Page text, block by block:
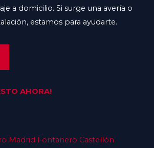
a domicilio. Si surge una avería o
estamos para ayudarte.
AHORA!
Madrid Fontanero Castellón